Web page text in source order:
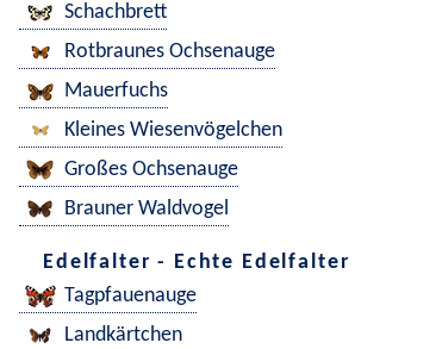
Schachbrett
Rotbraunes Ochsenauge
Mauerfuchs
Kleines Wiesenvögelchen
Großes Ochsenauge
Brauner Waldvogel
Edelfalter - Echte Edelfalter
Tagpfauenauge
Landkärtchen